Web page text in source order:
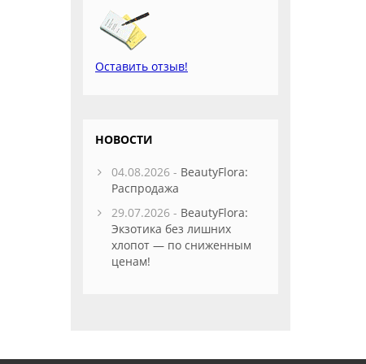
Оставить отзыв!
НОВОСТИ
04.08.2026 - BeautyFlora:
Распродажа
29.07.2026 - BeautyFlora:
Экзотика без лишних
хлопот — по сниженным
ценам!